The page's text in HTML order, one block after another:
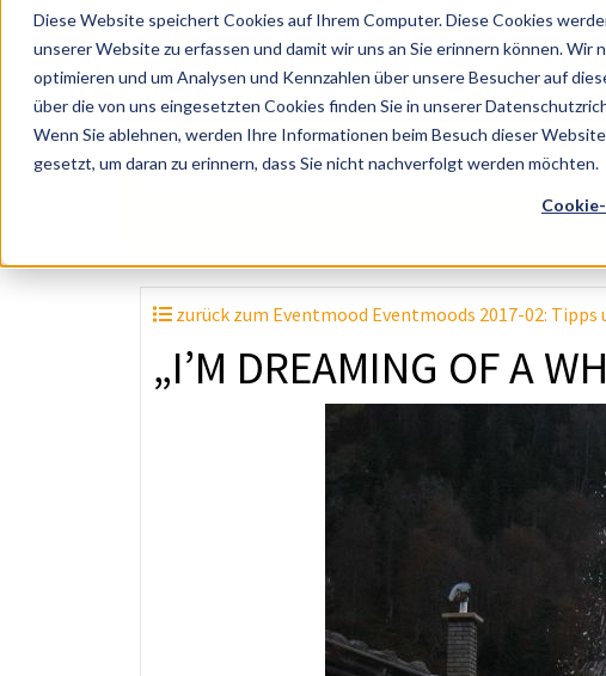
Diese Website speichert Cookies auf Ihrem Computer. Diese Cookies
unserer Website zu erfassen und damit wir uns an Sie erinnern können.
optimieren und um Analysen und Kennzahlen über unsere Besucher auf
über die von uns eingesetzten Cookies finden Sie in unserer
Wenn Sie ablehnen, werden Ihre Informationen beim Besuch dieser
gesetzt, um daran zu erinnern, dass Sie nicht nachverfolgt werden möchten.
zurück zum Eventmood Eventmoods 2017-02:
„I’M DREAMING OF A
Künstler, Zelte, Bands, Catering, ...